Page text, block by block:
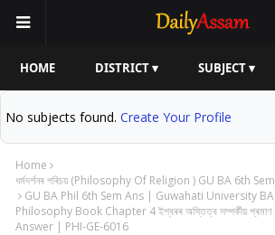
HOME DISTRICT ▾ SUBJECT ▾
No subjects found. Create Your Profile
Home
ধৰ্মদৰ্শনৰ পৰিচয় (Philosophy Of Religion ) GU BA 6th
GU BA Phil 6th Sem Ans | Guwahati University
Philosophy Book Chapter 4 ইশ্বৰৰ অস্তিত্ব সম্পৰ্কীয়
Answer | PHI-GE-6016